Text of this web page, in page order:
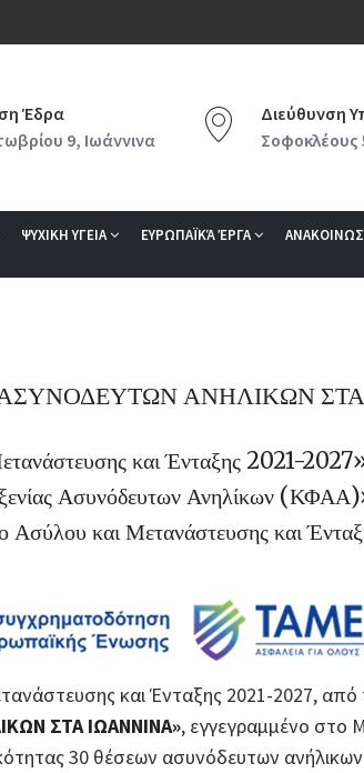
Έδρα
9, Ιωάννινα
Διεύθυνση
Σοφοκλέους
ΨΥΧΙΚΗ ΥΓΕΙΑ ΕΥΡΩΠΑΪΚΆ ΈΡΓΑ
ΑΣΥΝΟΔΕΥΤΩΝ ΑΝΗΛΙΚΩΝ
και Ένταξης 2021-
Ασυνόδευτων Ανηλίκων
Ασύλου και Μετανάστευσης και
και Ένταξης 2021-2027,
ΣΤΑ ΙΩΑΝΝΙΝΑ», εγγεγραμμένο στο
30 θέσεων ασυνόδευτων